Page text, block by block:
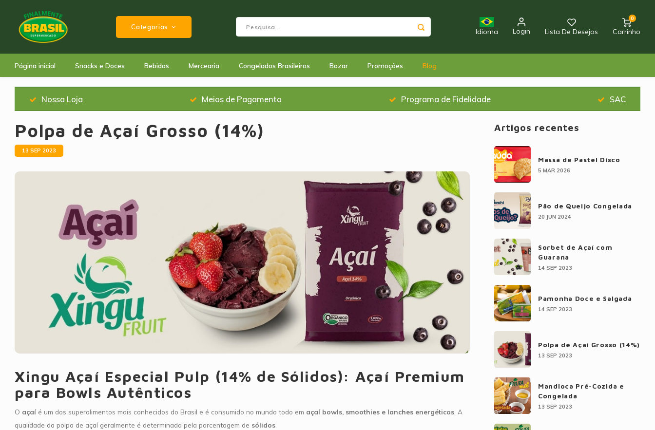
Categorias
Idioma Login Lista De Desejos
0
Carrinho
Página inicial Snacks e Doces Bebidas Mercearia Congelados Brasileiros Bazar Promoçôes Blog
Nossa Loja Meios de Pagamento Programa de Fidelidade SAC
Polpa de Açaí Grosso (14%)
13 SEP 2023
Xingu Açaí Especial Pulp (14% de Sólidos): Açaí Premium
para Bowls Autênticos
O açaí é um dos superalimentos mais conhecidos do Brasil e é consumido no mundo todo em açaí bowls, smoothies e lanches energéticos . A
qualidade da polpa de açaí geralmente é determinada pela porcentagem de sólidos
Artigos recentes
Massa de Pastel Disco
5 MAR 2026
Pão de Queijo Congelada
20 JUN 2024
Sorbet de Açaí com
Guarana
14 SEP 2023
Pamonha Doce e Salgada
14 SEP 2023
Polpa de Açaí Grosso (14%)
13 SEP 2023
Mandioca Pré-Cozida e
Congelada
13 SEP 2023